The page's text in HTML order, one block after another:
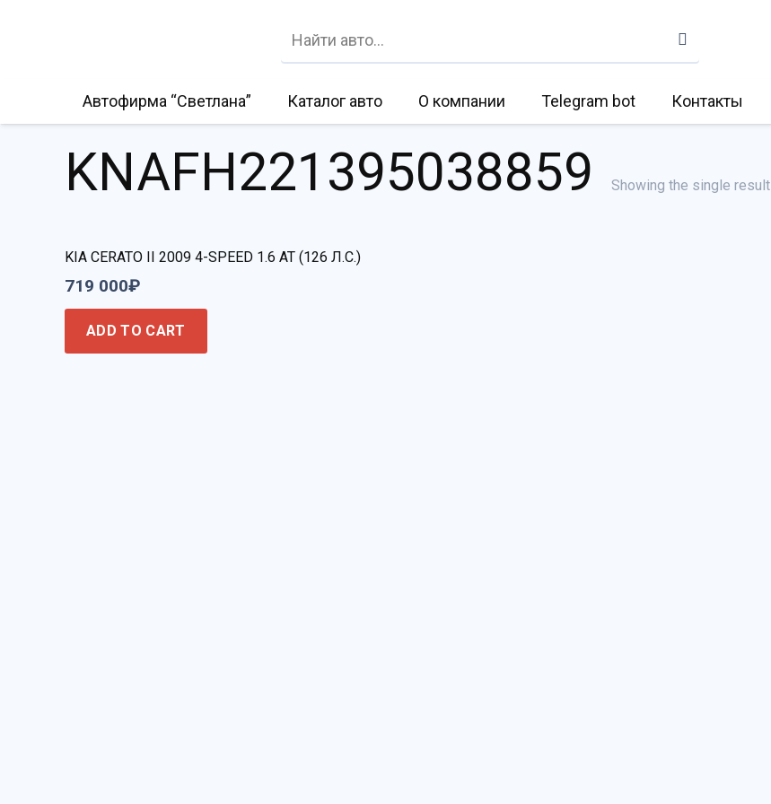
Автофирма “Светлана” Каталог авто О компании Telegram bot Контакты
KNAFH221395038859 Showing the single result
KIA CERATO II 2009 4-SPEED 1.6 AT (126 Л.С.)
719 000₽
ADD TO CART